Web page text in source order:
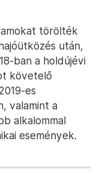
törölték
után,
ban a holdújévi
követelő
es
valamint a
alkalommal
események.